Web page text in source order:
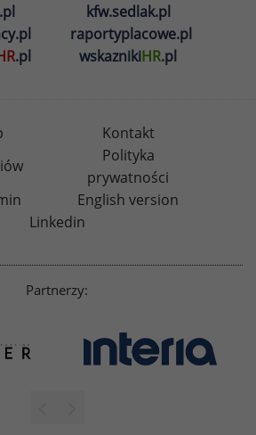
kfw.sedlak.pl
raportyplacowe.pl
.pl wskaznikiHR.pl
Kontakt
Polityka
prywatności
English version
Linkedin
Partnerzy: